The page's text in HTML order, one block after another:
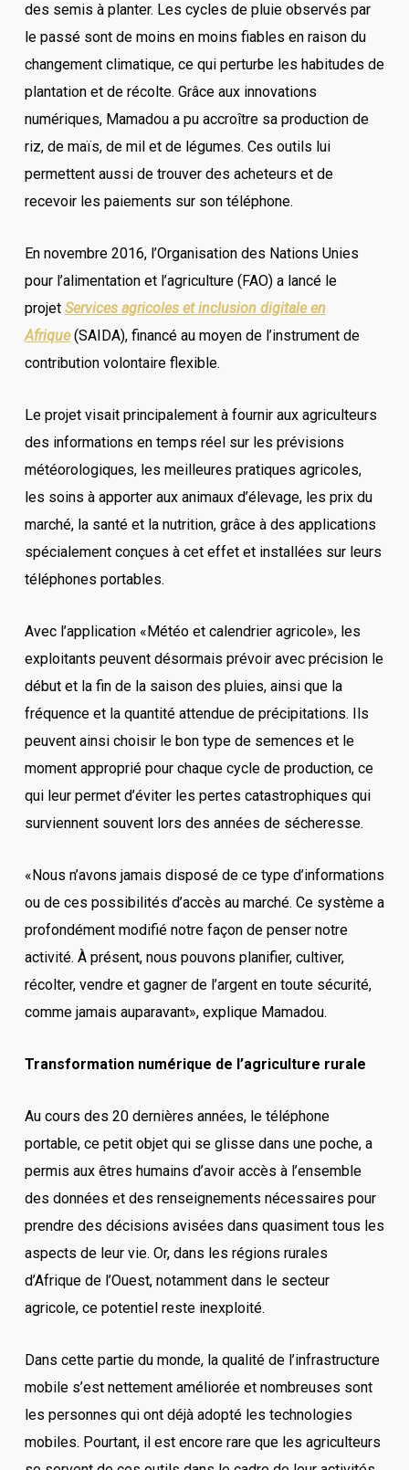
des semis à planter. Les cycles de pluie observés par
le passé sont de moins en moins fiables en raison du
changement climatique, ce qui perturbe les habitudes de
plantation et de récolte. Grâce aux innovations
numériques, Mamadou a pu accroître sa production de
riz, de maïs, de mil et de légumes. Ces outils lui
permettent aussi de trouver des acheteurs et de
recevoir les paiements sur son téléphone.
En novembre 2016, l’Organisation des Nations Unies
pour l’alimentation et l’agriculture (FAO) a lancé le
projet Services agricoles et inclusion digitale en
Afrique(SAIDA), financé au moyen de l’instrument de
contribution volontaire flexible.
Le projet visait principalement à fournir aux agriculteurs
des informations en temps réel sur les prévisions
météorologiques, les meilleures pratiques agricoles,
les soins à apporter aux animaux d’élevage, les prix du
marché, la santé et la nutrition, grâce à des applications
spécialement conçues à cet effet et installées sur leurs
téléphones portables.
Avec l’application «Météo et calendrier agricole», les
exploitants peuvent désormais prévoir avec précision le
début et la fin de la saison des pluies, ainsi que la
fréquence et la quantité attendue de précipitations. Ils
peuvent ainsi choisir le bon type de semences et le
moment approprié pour chaque cycle de production, ce
qui leur permet d’éviter les pertes catastrophiques qui
surviennent souvent lors des années de sécheresse.
«Nous n’avons jamais disposé de ce type d’informations
ou de ces possibilités d’accès au marché. Ce système a
profondément modifié notre façon de penser notre
activité. À présent, nous pouvons planifier, cultiver,
récolter, vendre et gagner de l’argent en toute sécurité,
comme jamais auparavant», explique Mamadou.
Transformation numérique de l’agriculture rurale
Au cours des 20 dernières années, le téléphone
portable, ce petit objet qui se glisse dans une poche, a
permis aux êtres humains d’avoir accès à l’ensemble
des données et des renseignements nécessaires pour
prendre des décisions avisées dans quasiment tous les
aspects de leur vie. Or, dans les régions rurales
d’Afrique de l’Ouest, notamment dans le secteur
agricole, ce potentiel reste inexploité.
Dans cette partie du monde, la qualité de l’infrastructure
mobile s’est nettement améliorée et nombreuses sont
les personnes qui ont déjà adopté les technologies
mobiles. Pourtant, il est encore rare que les agriculteurs